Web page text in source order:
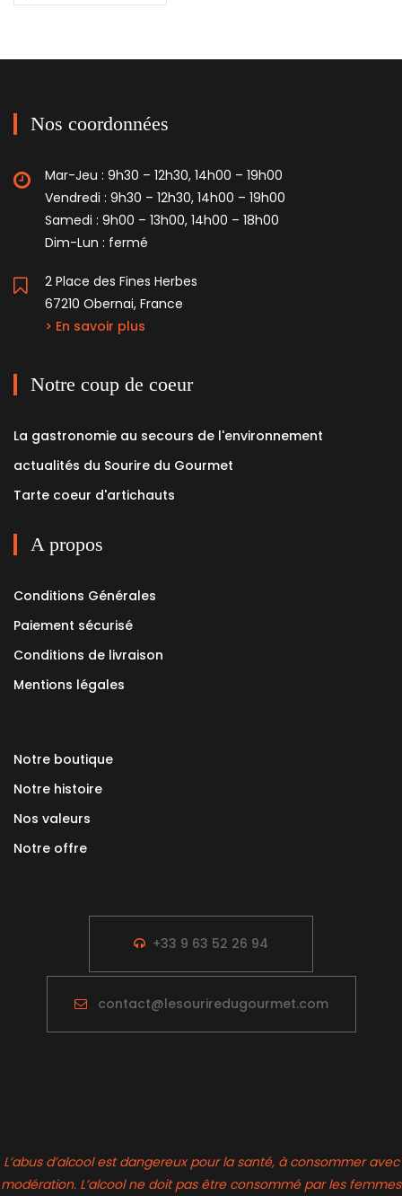
Nos coordonnées
Mar-Jeu : 9h30 – 12h30, 14h00 – 19h00
Vendredi : 9h30 – 12h30, 14h00 – 19h00
Samedi : 9h00 – 13h00, 14h00 – 18h00
Dim-Lun : fermé
2 Place des Fines Herbes
67210 Obernai, France
> En savoir plus
Notre coup de coeur
La gastronomie au secours de l'environnement
actualités du Sourire du Gourmet
Tarte coeur d'artichauts
A propos
Conditions Générales
Paiement sécurisé
Conditions de livraison
Mentions légales
Notre boutique
Notre histoire
Nos valeurs
Notre offre
+33 9 63 52 26 94
contact@lesouriredugourmet.com
L’abus d’alcool est dangereux pour la santé, à consommer avec
modération. L’alcool ne doit pas être consommé par les femmes